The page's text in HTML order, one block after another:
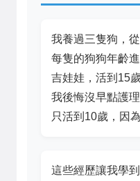
我養過三隻狗，
每隻的狗狗年齡
吉娃娃，活到15
我後悔沒早點護
只活到10歲，因
這些經歷讓我學